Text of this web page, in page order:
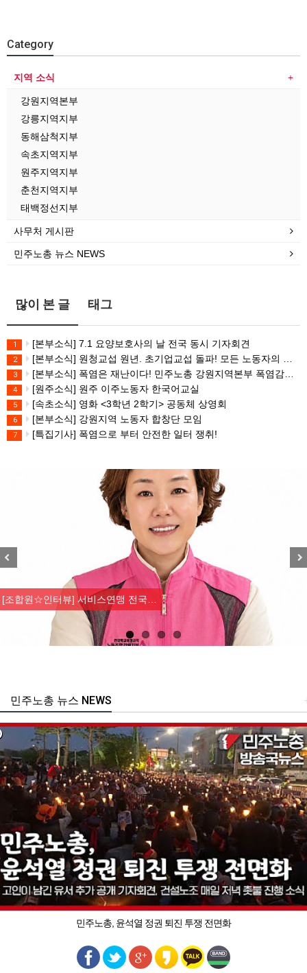
Category
지역 소식
강원지역본부
강릉지역지부
동해삼척지부
속초지역지부
원주지역지부
춘천지역지부
태백정선지부
사무처 게시판
민주노총 뉴스 NEWS
많이 본 글 태그
1 [본부소식] 7.1 요양보호사의 날 전국 동시 기자회견
2 [본부소식] 원청교섭 원년. 초기업교섭 돌파! 모든 노동자의 노동기본권 쟁취! 민주노총 7.15 총파업대회
3 [본부소식] 폭염은 재난이다! 민주노총 강원지역본부 폭염감시단 선포 기자회견
4 [원주소식] 원주 이주노동자 한국어교실
5 [속초소식] 영화 <3학년 2학기> 공동체 상영회
6 [본부소식] 강원지역 노동자 합창단 모임
7 [특집기사] 폭염으로 부터 안전한 일터 쟁취!
[조합원☆인터뷰] 서비스연맹 전국…
주노총 뉴스 NEWS
민주노총, 윤석열 정권 퇴진 투쟁 전면화